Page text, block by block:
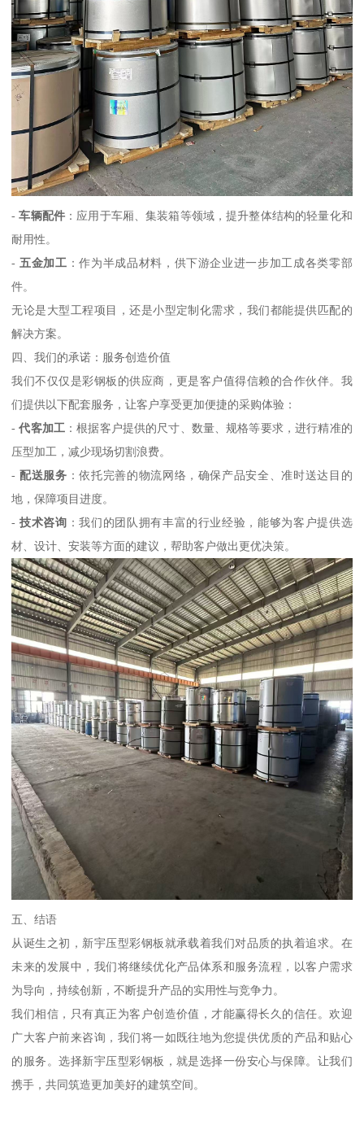
-车辆配件 ：应用于车厢、集装箱等领域，提升整体结构的轻量化和
耐用性。
- 五金加工 ：作为半成品材料，供下游企业进一步加工成各类零部
件。
无论是大型工程项目，还是小型定制化需求，我们都能提供匹配的
解决方案。
四、我们的承诺：服务创造价值
我们不仅仅是彩钢板的供应商，更是客户值得信赖的合作伙伴。我
们提供以下配套服务，让客户享受更加便捷的采购体验：
-代客加工 ：根据客户提供的尺寸、数量、规格等要求，进行精准的
压型加工，减少现场切割浪费。
- 配送服务 ：依托完善的物流网络，确保产品安全、准时送达目的
地，保障项目进度。
- 技术咨询 ：我们的团队拥有丰富的行业经验，能够为客户提供选
材、设计、安装等方面的建议，帮助客户做出更优决策。
五、结语
从诞生之初，新宇压型彩钢板就承载着我们对品质的执着追求。在
未来的发展中，我们将继续优化产品体系和服务流程，以客户需求
为导向，持续创新，不断提升产品的实用性与竞争力。
我们相信，只有真正为客户创造价值，才能赢得长久的信任。欢迎
广大客户前来咨询，我们将一如既往地为您提供优质的产品和贴心
的服务。选择新宇压型彩钢板，就是选择一份安心与保障。让我们
携手，共同筑造更加美好的建筑空间。